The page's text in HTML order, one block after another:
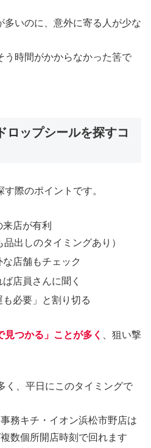
多いのに、意外に寄る人が少な
う時間がかからなかった筈で
ロップシールを探すコ
際のポイントです。
店が有利
品出しのタイミングあり）
店舗もチェック
店員さんに聞く
必要」と割り切る
見つかる」ことが多く
、狙い撃
く、平日にこのタイミングで
務キチ・イオン浜松市野店は
数個所開店時刻で回れます